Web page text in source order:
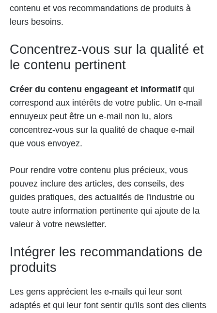
contenu et vos recommandations de produits à
leurs besoins.
Concentrez-vous sur la qualité et
le contenu pertinent
Créer du contenu engageant et informatif qui
correspond aux intérêts de votre public. Un e-mail
ennuyeux peut être un e-mail non lu, alors
concentrez-vous sur la qualité de chaque e-mail
que vous envoyez.
Pour rendre votre contenu plus précieux, vous
pouvez inclure des articles, des conseils, des
guides pratiques, des actualités de l'industrie ou
toute autre information pertinente qui ajoute de la
valeur à votre newsletter.
Intégrer les recommandations de
produits
Les gens apprécient les e-mails qui leur sont
adaptés et qui leur font sentir qu'ils sont des clients